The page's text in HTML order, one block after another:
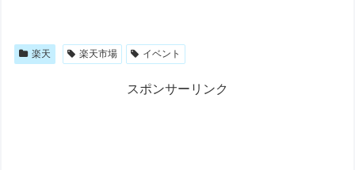
楽天 楽天市場 イベント
スポンサーリンク